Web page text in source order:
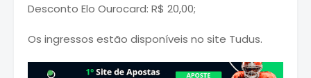
Desconto Elo Ourocard: R$ 20,00;
Os ingressos estão disponíveis no site Tudus.